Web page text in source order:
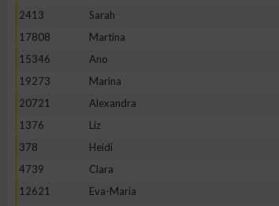
2413
Sarah
17808
Martina
15346
Ano
19273
Marina
20721
Alexandra
1376
Liz
378
Heidi
4739
Clara
12621
Eva-Maria